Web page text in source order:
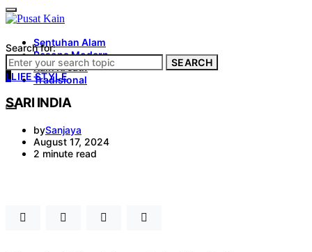
Sentuhan Alam
Pesona Modern
Kain Kreatif
Tradisional
Search for:
SEARCH
LLIFE STYLE
SARI INDIA
bySanjaya
August 17, 2024
2 minute read